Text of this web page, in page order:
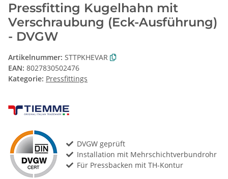
Pressfitting Kugelhahn mit
Verschraubung (Eck-Ausführung)
- DVGW
Artikelnummer: STTPKHEVAR
EAN: 8027830502476
Kategorie: Pressfittings
DVGW geprüft
Installation mit Mehrschichtverbundrohr
Für Pressbacken mit TH-Kontur